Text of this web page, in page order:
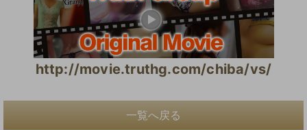
http://movie.truthg.com/chiba/vs/
一覧へ戻る